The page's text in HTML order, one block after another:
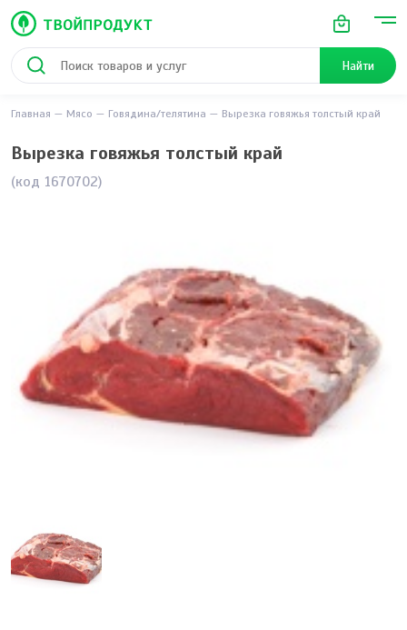
Найти
Главная Мясо Говядина/телятина Вырезка говяжья толстый край
Вырезка говяжья толстый край
(код 1670702)